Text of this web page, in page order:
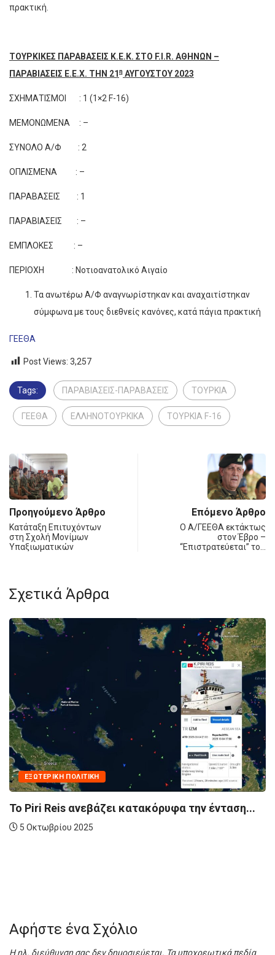
πρακτική.
ΤΟΥΡΚΙΚΕΣ ΠΑΡΑΒΑΣΕΙΣ Κ.Ε.Κ. ΣΤΟ F.I.R. ΑΘΗΝΩΝ –
ΠΑΡΑΒΙΑΣΕΙΣ Ε.Ε.Χ. ΤΗΝ 21 η ΑΥΓΟΥΣΤΟΥ 2023
ΣΧΗΜΑΤΙΣΜΟΙ : 1 (1×2 F-16)
ΜΕΜΟΝΩΜΕΝΑ : –
ΣΥΝΟΛΟ Α/Φ : 2
ΟΠΛΙΣΜΕΝΑ : –
ΠΑΡΑΒΑΣΕΙΣ : 1
ΠΑΡΑΒΙΑΣΕΙΣ : –
ΕΜΠΛΟΚΕΣ : –
ΠΕΡΙΟΧΗ : Νοτιοανατολικό Αιγαίο
Τα ανωτέρω Α/Φ αναγνωρίστηκαν και αναχαιτίστηκαν
σύμφωνα με τους διεθνείς κανόνες, κατά πάγια πρακτική
ΓΕΕΘΑ
Post Views: 3,257
Tags: ΠΑΡΑΒΙΑΣΕΙΣ-ΠΑΡΑΒΑΣΕΙΣ ΤΟΥΡΚΙΑ
ΓΕΕΘΑ ΕΛΛΗΝΟΤΟΥΡΚΙΚΑ ΤΟΥΡΚΙΑ F-16
Προηγούμενο Άρθρο
Κατάταξη Επιτυχόντων
στη Σχολή Μονίμων
Υπαξιωματικών
Επόμενο Άρθρο
Ο Α/ΓΕΕΘΑ εκτάκτως
στον Έβρο –
“Επιστρατεύεται” το…
Σχετικά Άρθρα
ΕΞΩΤΕΡΙΚΉ ΠΟΛΙΤΙΚΉ
Το Piri Reis ανεβάζει κατακόρυφα την ένταση...
5 Οκτωβρίου 2025
Αφήστε ένα Σχόλιο
Η ηλ. διεύθυνση σας δεν δημοσιεύεται. Τα υποχρεωτικά πεδία